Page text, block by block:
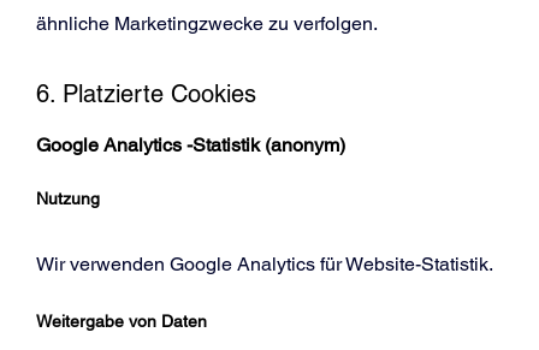
ähnliche Marketingzwecke zu verfolgen.
6. Platzierte Cookies
Google Analytics -Statistik (anonym)
Nutzung
Wir verwenden Google Analytics für Website-Statistik.
Weitergabe von Daten